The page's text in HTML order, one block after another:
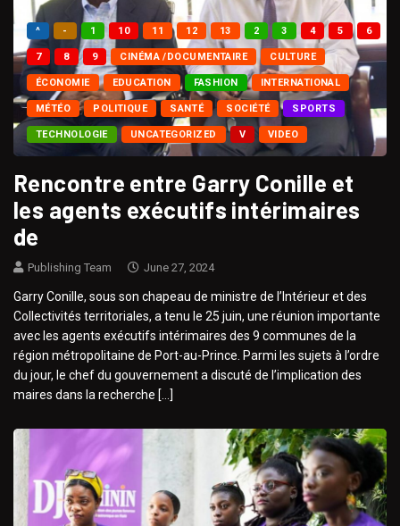
^ - 1 10 11 12 13 2 3 4 5 6
7 8 9 CINÉMA /DOCUMENTAIRE CULTURE
ÉCONOMIE EDUCATION FASHION INTERNATIONAL
MÉTÉO POLITIQUE SANTÉ SOCIÉTÉ SPORTS
TECHNOLOGIE UNCATEGORIZED V VIDEO
Rencontre entre Garry Conille et
les agents exécutifs intérimaires
de
Publishing Team June 27, 2024
Garry Conille, sous son chapeau de ministre de l’Intérieur et des
Collectivités territoriales, a tenu le 25 juin, une réunion importante
avec les agents exécutifs intérimaires des 9 communes de la
région métropolitaine de Port-au-Prince. Parmi les sujets à l’ordre
du jour, le chef du gouvernement a discuté de l’implication des
maires dans la recherche […]